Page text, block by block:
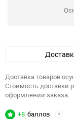
Доставка товаров
Стоимость доставки
оформлении заказа.
+8 баллов ?